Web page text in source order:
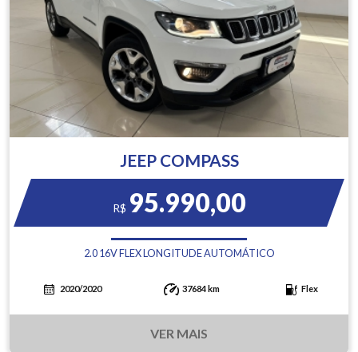
JEEP COMPASS
R$ 95.990,00
2.0 16V FLEX LONGITUDE AUTOMÁTICO
2020/2020 37684 km Flex
VER MAIS